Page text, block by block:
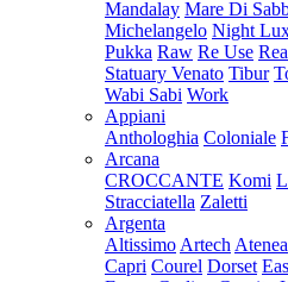
Mandalay Mare Di
Michelangelo Night
Pukka Raw Re Use
Statuary Venato Tibur
Wabi Sabi Work
Appiani
Anthologhia Coloniale
Arcana
CROCCANTE Komi
Stracciatella Zaletti
Argenta
Altissimo Artech Atenea
Capri Courel Dorset